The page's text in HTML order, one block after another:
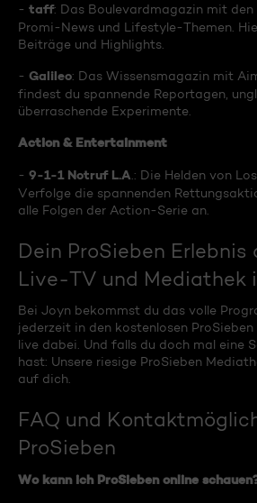
- taff: Das Boulevardmagazin mit den
Promi-News und Lifestyle-Themen.
Beiträge und Highlights.
- Galileo: Das Wissensmagazin mit
findest du spannende Reportagen,
überraschende Experimente.
Action & Entertainment
- 9-1-1 Notruf L.A .: Die Helden von
Verfolge die spannenden
alle Folgen der Action-Serie an.
Dein ProSieben Erlebnis
Live-TV und Mediathek
Bei Joyn bekommst du das volle
jederzeit in den kostenlosen
live dabei. Und falls du doch mal eine
hast: Unsere riesige ProSieben
auf dich.
FAQ und
ProSieben
Wo kann ich ProSieben online